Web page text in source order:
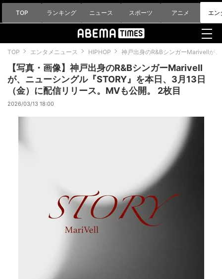
TOP ランキング ニュース スポーツ アニメ エン
TOP エンタメニュース HIPHOP 神戸出身のR&BシンガーMarivellが
【写真・画像】神戸出身のR&BシンガーMarivell
が、ニューシングル『STORY』を本日、3月13日
（金）に配信リリース。MVも公開。 2枚目
2026/03/13 18:00